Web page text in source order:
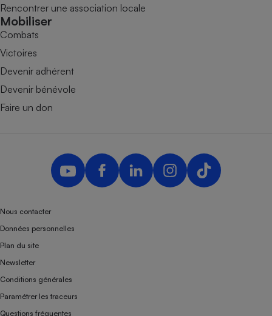
Rencontrer une association locale
Mobiliser
Combats
Victoires
Devenir adhérent
Devenir bénévole
Faire un don
Nous contacter
Données personnelles
Plan du site
Newsletter
Conditions générales
Paramétrer les traceurs
Questions fréquentes